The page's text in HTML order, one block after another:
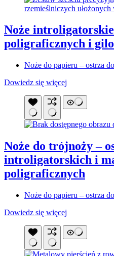
Noże
poligraficznych i
Noże do papieru – ostrza
Dowiedz się więcej
Noże do trójnoży –
introligatorskich i
poligraficznych
Noże do papieru – ostrza
Dowiedz się więcej